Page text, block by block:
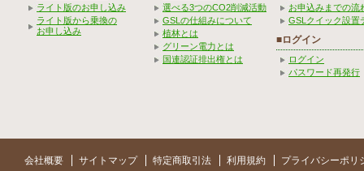
ライト版のお申し込み
ライト版から乗換の
お申し込み
選べる3つのCO2削減活動
GSLの仕組みについて
植林とは
グリーン電力とは
国連認証排出権とは
お申込みまでの流
GSLクイック設置
■ログイン
ログイン
パスワード再発行
会社概要 サイトマップ 特定商取引法 利用規約 プライバシーポリ